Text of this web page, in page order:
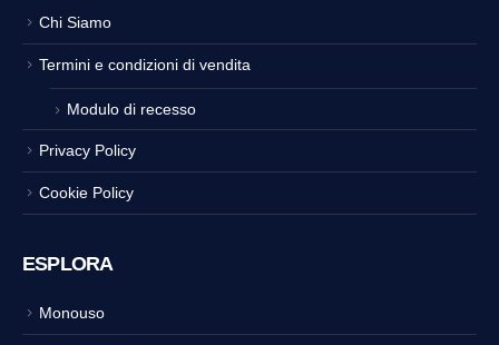
Chi Siamo
Termini e condizioni di vendita
Modulo di recesso
Privacy Policy
Cookie Policy
ESPLORA
Monouso